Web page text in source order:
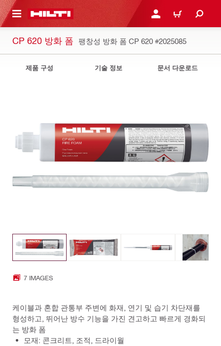
으로 건너뛰기 로그인 또는 회원가입
장바구니
CP 620 방화 폼 팽창성 방화 폼 CP 620 #2025085
제품 구성 기술 정보 문서 다운로드
7 IMAGES
케이블과 혼합 관통부 주변에 화재, 연기 및 습기 차단재를
형성하고, 뛰어난 방수 기능을 가진 견고하고 빠르게 경화되
는 방화 폼
모재: 콘크리트, 조적, 드라이월